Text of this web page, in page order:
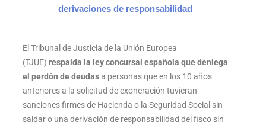
derivaciones de responsabilidad
El Tribunal de Justicia de la Unión Europea
(TJUE)respalda la ley concursal española que deniega
el perdón de deudasa personas que en los 10 años
anteriores a la solicitud de exoneración tuvieran
sanciones firmes de Hacienda o la Seguridad Social sin
saldar o una derivación de responsabilidad del fisco sin